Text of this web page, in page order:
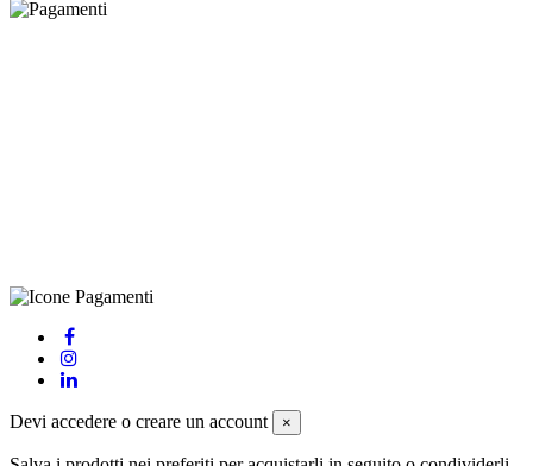
Devi accedere o creare un account ×